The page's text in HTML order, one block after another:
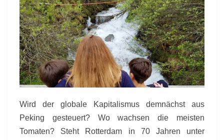
Wird der globale Kapitalismus demnächst aus
Peking gesteuert? Wo wachsen die meisten
Tomaten? Steht Rotterdam in 70 Jahren unter